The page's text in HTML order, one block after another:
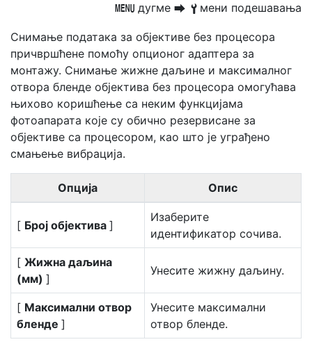
G дугме U B мени подешавања
Снимање података за објективе без процесора
причвршћене помоћу опционог адаптера за
монтажу. Снимање жижне даљине и максималног
отвора бленде објектива без процесора омогућава
њихово коришћење са неким функцијама
фотоапарата које су обично резервисане за
објективе са процесором, као што је уграђено
смањење вибрација.
Опција Опис
[ Број објектива ]
Изаберите
идентификатор сочива.
[ Жижна даљина
(мм) ]
Унесите жижну даљину.
[ Максимални отвор
бленде ]
Унесите максимални
отвор бленде.